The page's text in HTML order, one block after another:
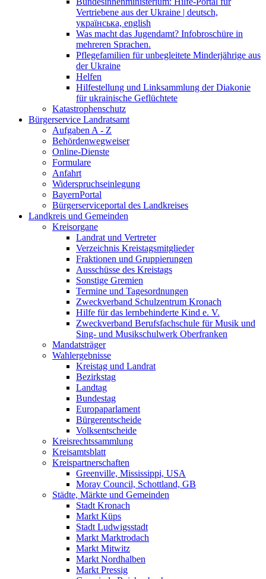
Vertriebene aus der Ukraine | deutsch,
українська, english
Was macht das Jugendamt? Infobroschüre in
mehreren Sprachen.
Pflegefamilien für unbegleitete Minderjährige aus
der Ukraine
Helfen
Hilfestellung und Linksammlung der Diakonie
für ukrainische Geflüchtete
Katastrophenschutz
Bürgerservice Landratsamt
Aufgaben A - Z
Behördenwegweiser
Online-Dienste
Formulare
Anfahrt
Widerspruchseinlegung
BayernPortal
Bürgerserviceportal des Landkreises
Landkreis und Gemeinden
Kreisorgane
Landrat und Vertreter
Verzeichnis Kreistagsmitglieder
Fraktionen und Gruppierungen
Ausschüsse des Kreistags
Sonstige Gremien
Termine und Tagesordnungen
Zweckverband Schulzentrum Kronach
Hilfe für das lernbehinderte Kind e. V.
Zweckverband Berufsfachschule für Musik und
Sing- und Musikschulwerk Oberfranken
Mandatsträger
Wahlergebnisse
Kreistag und Landrat
Bezirkstag
Landtag
Bundestag
Europaparlament
Bürgerentscheide
Volksentscheide
Kreisrechtssammlung
Kreisamtsblatt
Kreispartnerschaften
Greenville, Mississippi, USA
Moray Council, Schottland, GB
Städte, Märkte und Gemeinden
Stadt Kronach
Markt Küps
Stadt Ludwigsstadt
Markt Marktrodach
Markt Mitwitz
Markt Nordhalben
Markt Pressig